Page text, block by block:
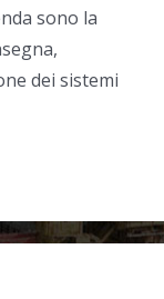
sono la
dei sistemi